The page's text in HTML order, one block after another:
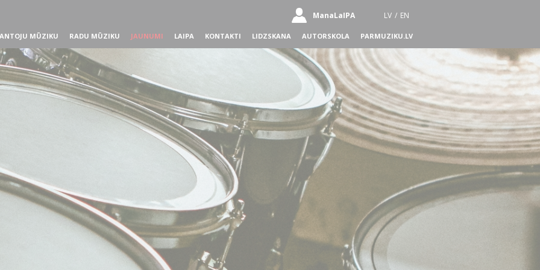
ManaLaIPA LV / EN
MŪZIKU RADU MŪZIKU JAUNUMI LAIPA KONTAKTI LIDZSKANA AUTORSKOLA PARMUZIKU.LV